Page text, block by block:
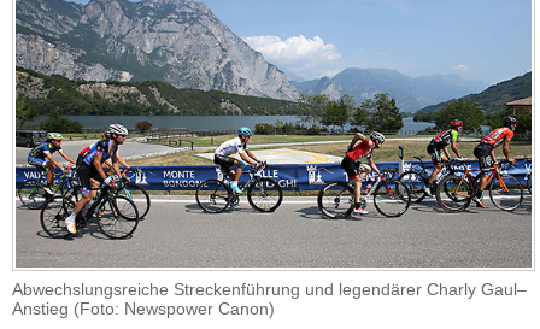
Abwechslungsreiche Streckenführung und legendärer Charly Gaul–
Anstieg (Foto: Newspower Canon)